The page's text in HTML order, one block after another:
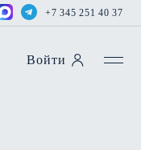
+7 345 251 40 37
Войти